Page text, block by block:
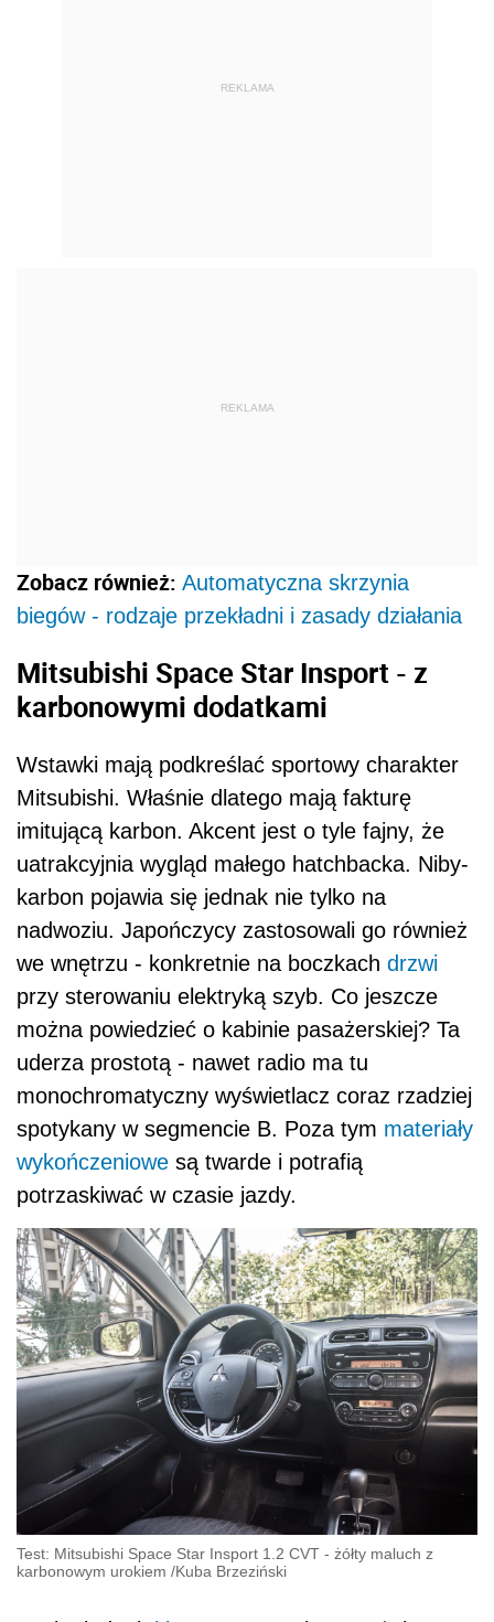
REKLAMA
REKLAMA
Zobacz również: Automatyczna skrzynia
biegów - rodzaje przekładni i zasady działania
Mitsubishi Space Star Insport - z
karbonowymi dodatkami
Wstawki mają podkreślać sportowy charakter
Mitsubishi. Właśnie dlatego mają fakturę
imitującą karbon. Akcent jest o tyle fajny, że
uatrakcyjnia wygląd małego hatchbacka. Niby-
karbon pojawia się jednak nie tylko na
nadwoziu. Japończycy zastosowali go również
we wnętrzu - konkretnie na boczkach drzwi
przy sterowaniu elektryką szyb. Co jeszcze
można powiedzieć o kabinie pasażerskiej? Ta
uderza prostotą - nawet radio ma tu
monochromatyczny wyświetlacz coraz rzadziej
spotykany w segmencie B. Poza tym materiały
wykończeniowe są twarde i potrafią
potrzaskiwać w czasie jazdy.
Test: Mitsubishi Space Star Insport 1.2 CVT - żółty maluch z
karbonowym urokiem /Kuba Brzeziński